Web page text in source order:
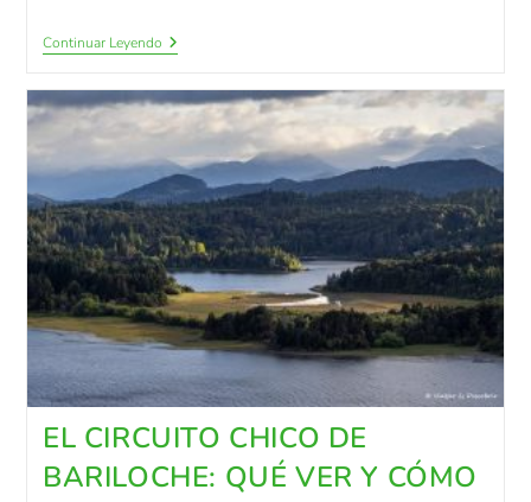
Continuar Leyendo
EL CIRCUITO CHICO DE
BARILOCHE: QUÉ VER Y CÓMO